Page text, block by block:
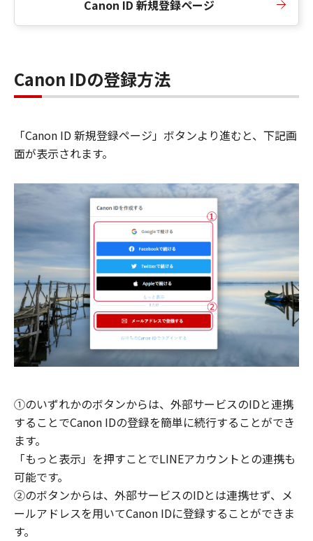
Canon ID 新規登録ページ
Canon IDの登録方法
「Canon ID 新規登録ページ」ボタンより進むと、下記画
面が表示されます。
①のいずれかのボタンからは、外部サービスのIDと連携
することでCanon IDの登録を簡単に続行することができ
ます。
「もっと表示」を押すことでLINEアカウントとの連携も
可能です。
②のボタンからは、外部サービスのIDとは連携せず、メ
ールアドレスを用いてCanon IDに登録することができま
す。